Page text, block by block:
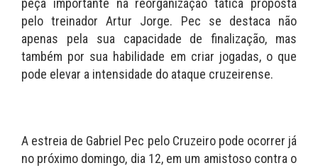
peça importante na reorganização tática proposta
pelo treinador Artur Jorge. Pec se destaca não
apenas pela sua capacidade de finalização, mas
também por sua habilidade em criar jogadas, o que
pode elevar a intensidade do ataque cruzeirense.
A estreia de Gabriel Pec pelo Cruzeiro pode ocorrer já
no próximo domingo, dia 12, em um amistoso contra o